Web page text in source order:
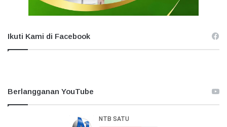
Ikuti Kami di Facebook
Berlangganan YouTube